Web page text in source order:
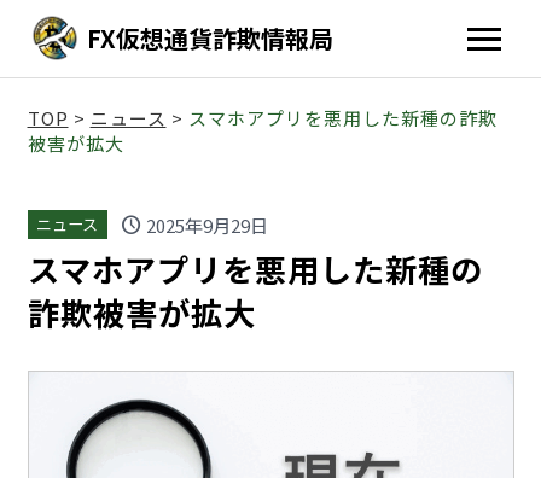
FX仮想通貨詐欺情報局
TOP > ニュース > スマホアプリを悪用した新種の詐欺
被害が拡大
ニュース schedule 2025年9月29日
スマホアプリを悪用した新種の
詐欺被害が拡大